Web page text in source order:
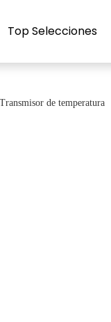
Top Selecciones
Transmisor de temperatura